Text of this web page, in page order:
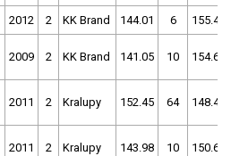
2012 2 KK Brand 144.01 6 155.42
2009 2 KK Brand 141.05 10 154.64
2011 2 Kralupy 152.45 64 148.48
2011 2 Kralupy 143.98 10 150.66